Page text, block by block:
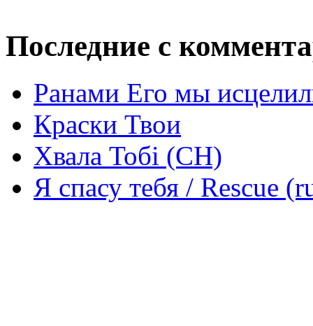
Последние с
Ранами Его мы
Краски Твои
Хвала Тобі (СН)
Я спасу тебя / Rescue